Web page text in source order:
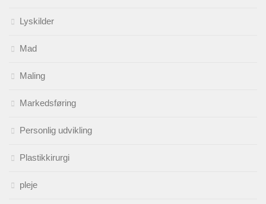
Lyskilder
Mad
Maling
Markedsføring
Personlig udvikling
Plastikkirurgi
pleje